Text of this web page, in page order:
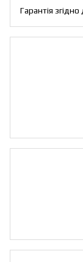
Гарантія